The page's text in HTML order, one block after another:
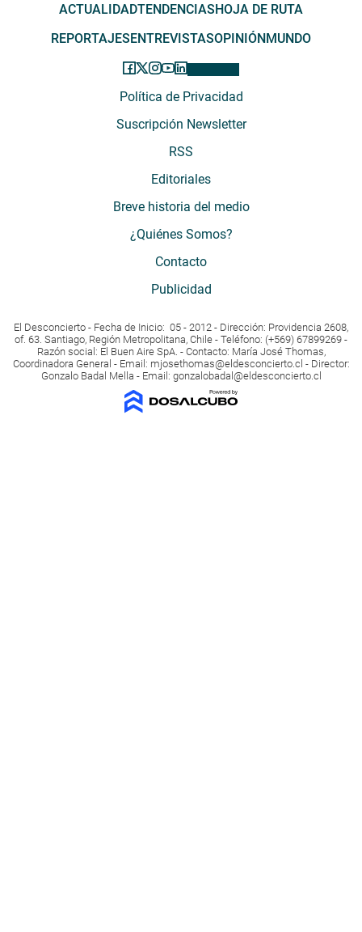
ACTUALIDADTENDENCIASHOJA DE RUTA
REPORTAJESENTREVISTASOPINIÓNMUNDO
Política de Privacidad
Suscripción Newsletter
RSS
Editoriales
Breve historia del medio
¿Quiénes Somos?
Contacto
Publicidad
El Desconcierto - Fecha de Inicio: 05 - 2012 - Dirección: Providencia 2608,
of. 63. Santiago, Región Metropolitana, Chile - Teléfono: (+569) 67899269 -
Razón social: El Buen Aire SpA. - Contacto: María José Thomas,
Coordinadora General - Email: mjosethomas@eldesconcierto.cl - Director:
Gonzalo Badal Mella - Email: gonzalobadal@eldesconcierto.cl